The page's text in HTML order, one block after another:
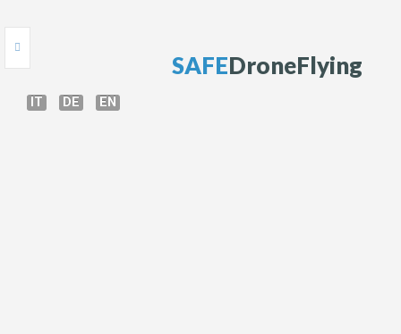
SAFEDroneFlying
HOME
IT DE EN